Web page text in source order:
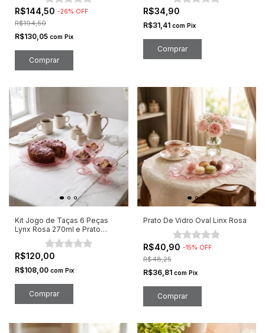
R$144,50 -26% OFF
R$194,50
R$130,05 com Pix
R$34,90
R$31,41 com Pix
Kit Jogo de Taças 6 Peças
Lynx Rosa 270ml e Prato
R$120,00
R$108,00 com Pix
Prato De Vidro Oval Linx Rosa
R$40,90 -15% OFF
R$48,25
R$36,81 com Pix